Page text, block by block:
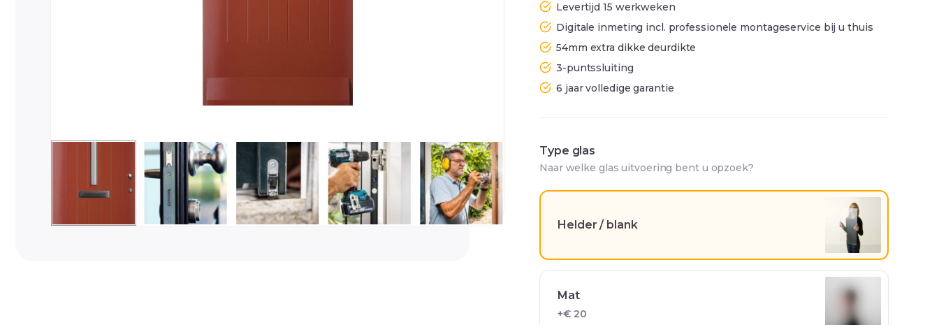
Levertijd 15 werkweken
Digitale inmeting incl. professionele montageservice bij u thuis
54mm extra dikke deurdikte
3-puntssluiting
6 jaar volledige garantie
Type glas
Naar welke glas uitvoering bent u opzoek?
Helder / blank
Mat
+€ 20